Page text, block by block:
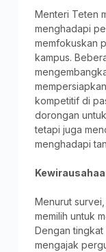
Menteri Teten
menghadapi
memfokuskan
kampus.
kompetitif di
dorongan
tetapi juga
menghadapi
Menurut
memilih untuk
Dengan
mengajak